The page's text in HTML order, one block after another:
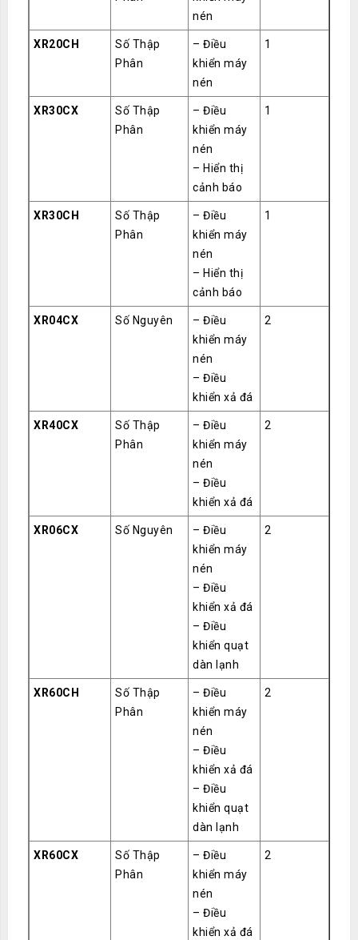
nén
XR20CH
Số Thập
Phân
– Điều
khiển máy
nén
1
XR30CX
Số Thập
Phân
– Điều
khiển máy
nén
– Hiển thị
cảnh báo
1
XR30CH
Số Thập
Phân
– Điều
khiển máy
nén
– Hiển thị
cảnh báo
1
XR04CX Số Nguyên
– Điều
khiển máy
nén
– Điều
khiển xả đá
2
XR40CX
Số Thập
Phân
– Điều
khiển máy
nén
– Điều
khiển xả đá
2
XR06CX Số Nguyên
– Điều
khiển máy
nén
– Điều
khiển xả đá
– Điều
khiển quạt
dàn lạnh
2
XR60CH
Số Thập
Phân
– Điều
khiển máy
nén
– Điều
khiển xả đá
– Điều
khiển quạt
dàn lạnh
2
XR60CX
Số Thập
Phân
– Điều
khiển máy
nén
– Điều
khiển xả đá
2